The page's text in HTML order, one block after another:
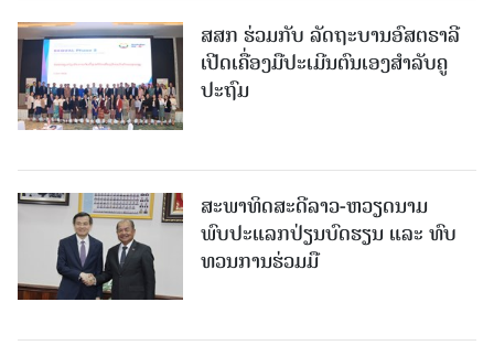
ສສກ ຮ່ວມກັບ ລັດຖະບານອົສຕຣາລີ
ເປີດເຄື່ອງມືປະເມີນຕົນເອງສຳລັບຄູ
ປະຖົມ
ສະພາທິດສະດີລາວ-ຫວຽດນາມ
ພົບປະແລກປ່ຽນບົດຮຽນ ແລະ ທົບ
ທວນການຮ່ວມມື